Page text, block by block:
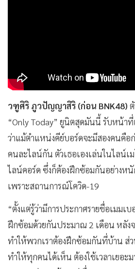
วฑูศิริ ภูวปัญญาสิริ (ก่อน BNK48)
“Only Today” ยูนิตสุดมันนี้ รับหน้าที่
ว่าแม้ตำแหน่งคีย์บอร์ดจะมีสองคนคื
คนละไลน์กัน ตัวเธอเองเล่นในไลน์เ
ไลน์คอร์ด ซึ่งก็ต้องฝึกซ้อมกันอย่างห
เพราะสถานการณ์โควิด-19
“ตั้งแต่รู้ว่ามีการประกาศรายชื่อเมมเ
ฝึกซ้อมด้วยกันประมาณ 2 เดือน หลัง
ทำให้พวกเราต้องฝึกซ้อมกันที่บ้าน ส่
ทำให้ทุกคนได้เห็น ต้องใช้เวลาเยอะ